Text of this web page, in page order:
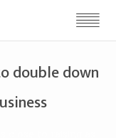
double down